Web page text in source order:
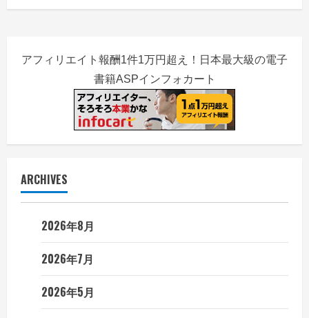
アフィリエイト報酬1件1万円超え！日本最大級の電子
書籍ASPインフォカート
ARCHIVES
2026年8月
2026年7月
2026年5月